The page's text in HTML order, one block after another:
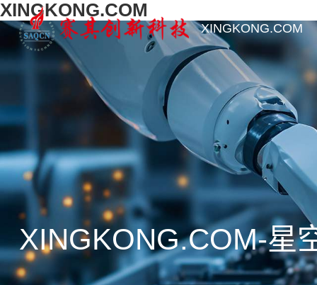
XINGKONG.COM
XINGKONG.COM
XINGKONG.COM-星